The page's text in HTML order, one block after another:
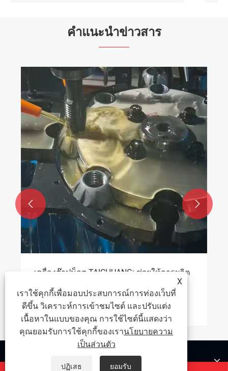
คำแนะนำข่าวสาร
TAICHUANG โซลูชันโรงงานอัจฉริยะอัจฉริยะ
ดึงดูดความสนใจที่ Fastener Expo
 
X
เราใช้คุกกี้เพื่อมอบประสบการณ์การท่องเว็บที่
ดีขึ้น วิเคราะห์การเข้าชมไซต์ และปรับแต่ง
เนื้อหาในแบบของคุณ การใช้ไซต์นี้แสดงว่า
คุณยอมรับการใช้คุกกี้ของเรานโยบายความ
เป็นส่วนตัว
ปฏิเสธ ยอมรับ